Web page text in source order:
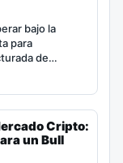
bajo la
para
de…
Cripto:
un Bull